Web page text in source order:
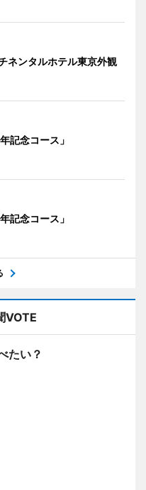
ネンタルホテル東京外観
記念コース」
記念コース」
VOTE
たい？